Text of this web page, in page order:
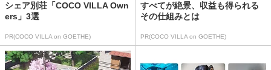
シェア別荘「COCO VILLA Own
ers」3選
PR(COCO VILLA on GOETHE)
すべてが絶景、収益も得られる
その仕組みとは
PR(COCO VILLA on GOETHE)